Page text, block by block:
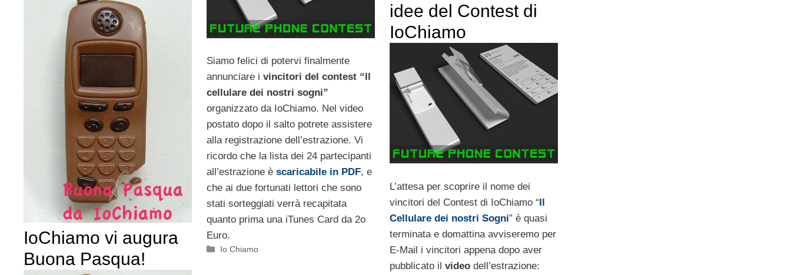
Siamo felici di potervi finalmente
annunciare i vincitori del contest “Il
cellulare dei nostri sogni”
organizzato da IoChiamo. Nel video
postato dopo il salto potrete assistere
alla registrazione dell’estrazione. Vi
ricordo che la lista dei 24 partecipanti
all’estrazione è scaricabile in PDF, e
che ai due fortunati lettori che sono
stati sorteggiati verrà recapitata
quanto prima una iTunes Card da 2o
Euro.
Categorie
Io Chiamo
idee del Contest di
IoChiamo
L’attesa per scoprire il nome dei
vincitori del Contest di IoChiamo “Il
Cellulare dei nostri Sogni” è quasi
terminata e domattina avviseremo per
E-Mail i vincitori appena dopo aver
pubblicato il videodell’estrazione:
IoChiamo vi augura
Buona Pasqua!